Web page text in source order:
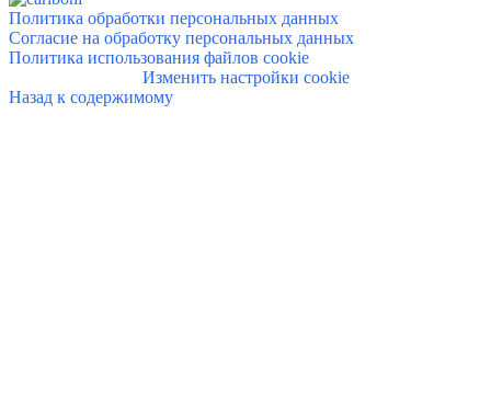
Политика обработки персональных данных
Согласие на обработку персональных данных
Политика использования файлов cookie
Изменить настройки cookie
Назад к содержимому